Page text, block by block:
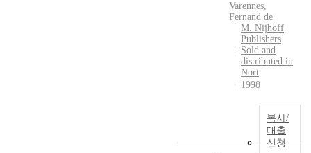
Varennes,
Fernand de
M. Nijhoff
Publishers
Sold and
distributed in
Nort
1998
복사/
대출
신청